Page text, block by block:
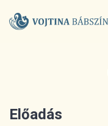
Előadás